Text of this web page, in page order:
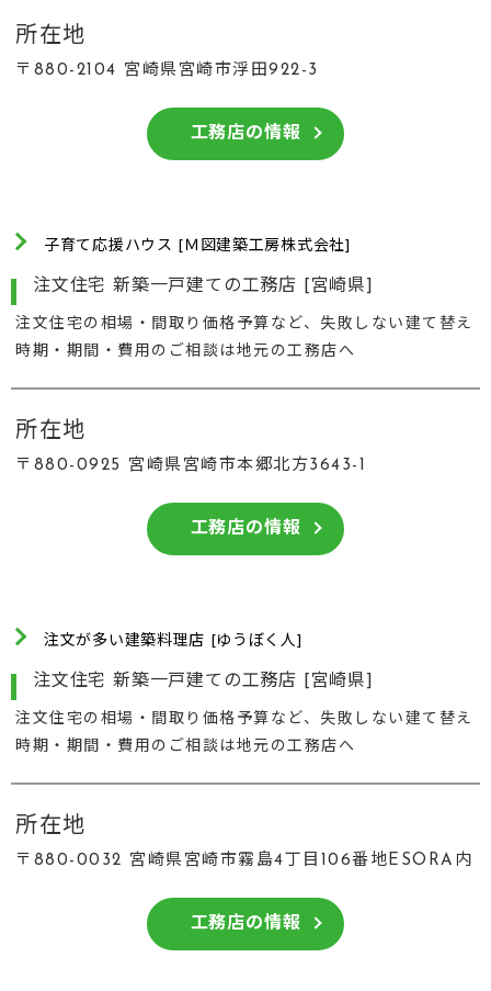
所在地
〒880-2104 宮崎県宮崎市浮田922-3
工務店の情報
子育て応援ハウス [Ｍ図建築工房株式会社]
注文住宅 新築一戸建ての工務店 [宮崎県]
注文住宅の相場・間取り価格予算など、失敗しない建て替え
時期・期間・費用のご相談は地元の工務店へ
所在地
〒880-0925 宮崎県宮崎市本郷北方3643-1
工務店の情報
注文が多い建築料理店 [ゆうぼく人]
注文住宅 新築一戸建ての工務店 [宮崎県]
注文住宅の相場・間取り価格予算など、失敗しない建て替え
時期・期間・費用のご相談は地元の工務店へ
所在地
〒880-0032 宮崎県宮崎市霧島4丁目106番地ESORA内
工務店の情報